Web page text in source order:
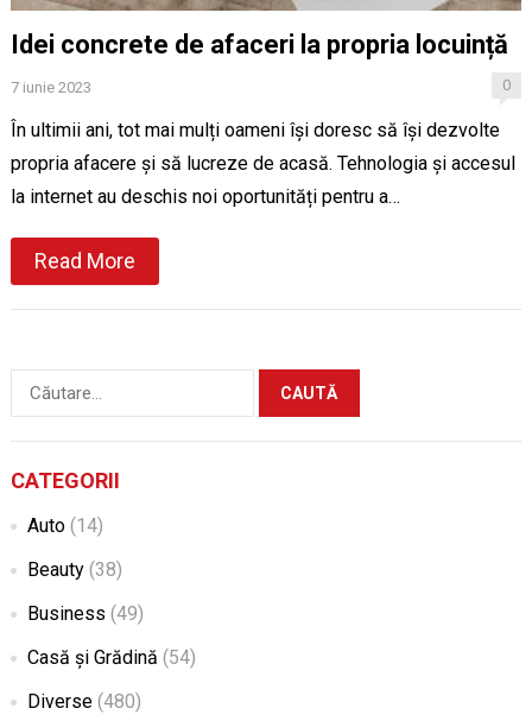
Idei concrete de afaceri la propria locuință
7 iunie 2023 0
În ultimii ani, tot mai mulți oameni își doresc să își dezvolte
propria afacere și să lucreze de acasă. Tehnologia și accesul
la internet au deschis noi oportunități pentru a…
Read More
Caută
după:
CATEGORII
Auto(14)
Beauty(38)
Business (49)
Casă și Grădină (54)
Diverse(480)